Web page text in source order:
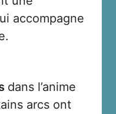
accompagne
dans l’anime
arcs ont